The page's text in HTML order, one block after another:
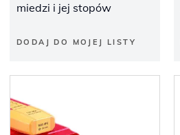
miedzi i jej stopów
DODAJ DO MOJEJ LISTY